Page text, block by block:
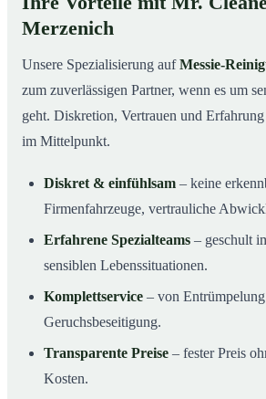
Merzenich
Unsere Spezialisierung aufMessie-
zum zuverlässigen Partner, wenn es um
geht. Diskretion, Vertrauen und
im Mittelpunkt.
Diskret & einfühlsam – keine
Firmenfahrzeuge, vertrauliche
Erfahrene Spezialteams – geschult
sensiblen Lebenssituationen.
Komplettservice – von
Geruchsbeseitigung.
Transparente Preise – fester Preis
Kosten.